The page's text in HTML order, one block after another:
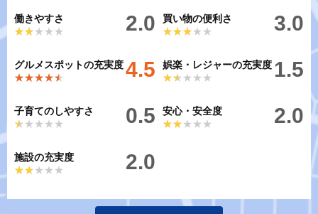
働きやすさ
★★★★★
★★★★★ 2.0
買い物の便利さ
★★★★★
★★★★★ 3.0
グルメスポットの充実度
★★★★★
★★★★★ 4.5
娯楽・レジャーの充実度
★★★★★
★★★★★ 1.5
子育てのしやすさ
★★★★★
★★★★★ 0.5
安心・安全度
★★★★★
★★★★★ 2.0
施設の充実度
★★★★★
★★★★★ 2.0